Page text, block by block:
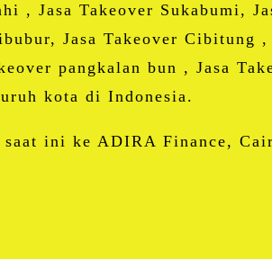
, Jasa Takeover Sukabumi,
Jasa Takeover Cibitung
pangkalan bun , Jasa
kota di Indonesia.
saat ini ke ADIRA Finance,